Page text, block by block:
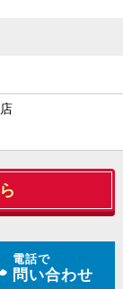
電話で
問い合わせ